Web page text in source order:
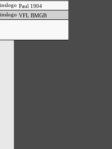
Paul 1904
VFL BMGB